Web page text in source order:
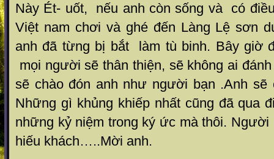
Này Ét- uốt, nếu anh còn sống và có
Việt nam chơi và ghé đến Làng Lệ sơn
anh đã từng bị bắt làm tù binh. Bây giờ
mọi người sẽ thân thiện, sẽ không ai
sẽ chào đón anh như người bạn .Anh
Những gì khủng khiếp nhất cũng đã qua
những kỷ niệm trong ký ức mà thôi. Người
hiếu khách…..Mời anh.